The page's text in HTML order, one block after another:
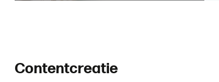
Contentcreatie